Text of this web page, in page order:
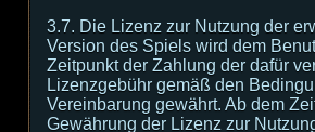
3.7. Die Lizenz zur Nutzung der
Version des Spiels wird dem
Zeitpunkt der Zahlung der dafür
Lizenzgebühr gemäß den
Vereinbarung gewährt. Ab dem
Gewährung der Lizenz zur